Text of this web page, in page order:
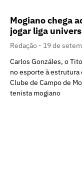
Mogiano chega
jogar liga
Redação
19 de
Carlos Gonzáles, o
no esporte à
Clube de Campo de
tenista mogiano